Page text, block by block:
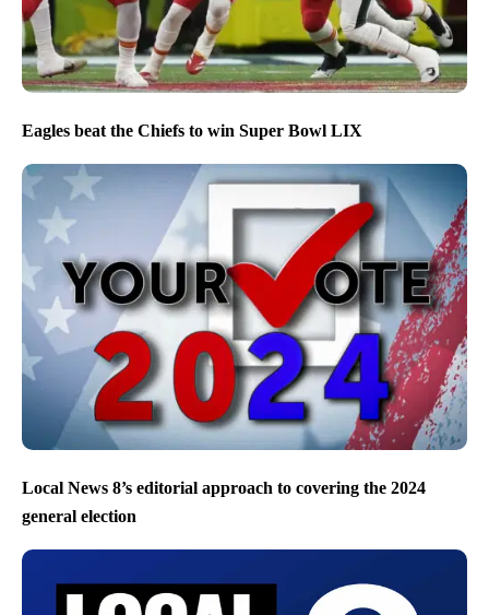
Eagles beat the Chiefs to win Super Bowl LIX
Local News 8’s editorial approach to covering the 2024
general election